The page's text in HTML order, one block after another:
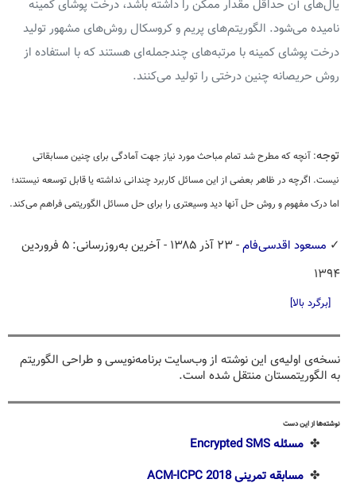
یال‌های آن حداقل مقدار ممکن را داشته باشد، درخت پوشای کمینه
نامیده می‌شود. الگوریتم‌های پریم و کروسکال روش‌های مشهور تولید
درخت پوشای کمینه با مرتبه‌های چندجمله‌ای هستند که با استفاده از
روش حریصانه چنین درختی را تولید می‌کنند.
توجه: آنچه که مطرح شد تمام مباحث مورد نیاز جهت آمادگی برای چنین مسابقاتی
نیست. اگرچه در ظاهر بعضی از این مسائل کاربرد چندانی نداشته یا قابل توسعه نیستند؛
اما درک مفهوم و روش حل آنها دید وسیعتری را برای حل مسائل الگوریتمی فراهم می‌کند.
مسعود اقدسی‌فام- ۲۳ آذر ۱۳۸۵
- آخرین به‌روزرسانی: ۵ فروردین
۱۳۹۴
[برگرد بالا]
نسخه‌ی اولیه‌ی این نوشته از وب‌سایت برنامه‌نویسی و طراحی الگوریتم
به الگوریتمستان منتقل شده است.
نوشته‌ها از این دست
✤مسئله Encrypted SMS
✤مسابقه تمرینی ACM-ICPC 2018